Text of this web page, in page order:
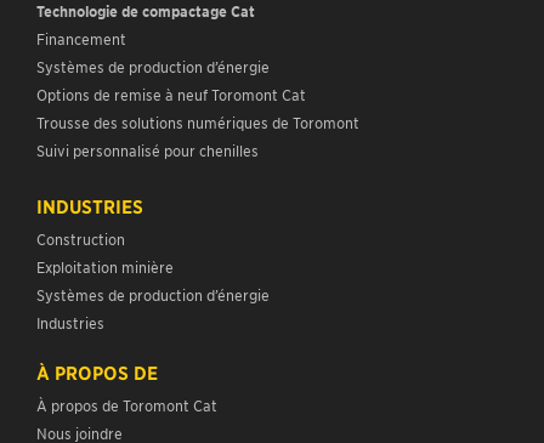
Technologie de compactage Cat
Financement
Systèmes de production d’énergie
Options de remise à neuf Toromont Cat
Trousse des solutions numériques de Toromont
Suivi personnalisé pour chenilles
INDUSTRIES
Construction
Exploitation minière
Systèmes de production d’énergie
Industries
À PROPOS DE
À propos de Toromont Cat
Nous joindre